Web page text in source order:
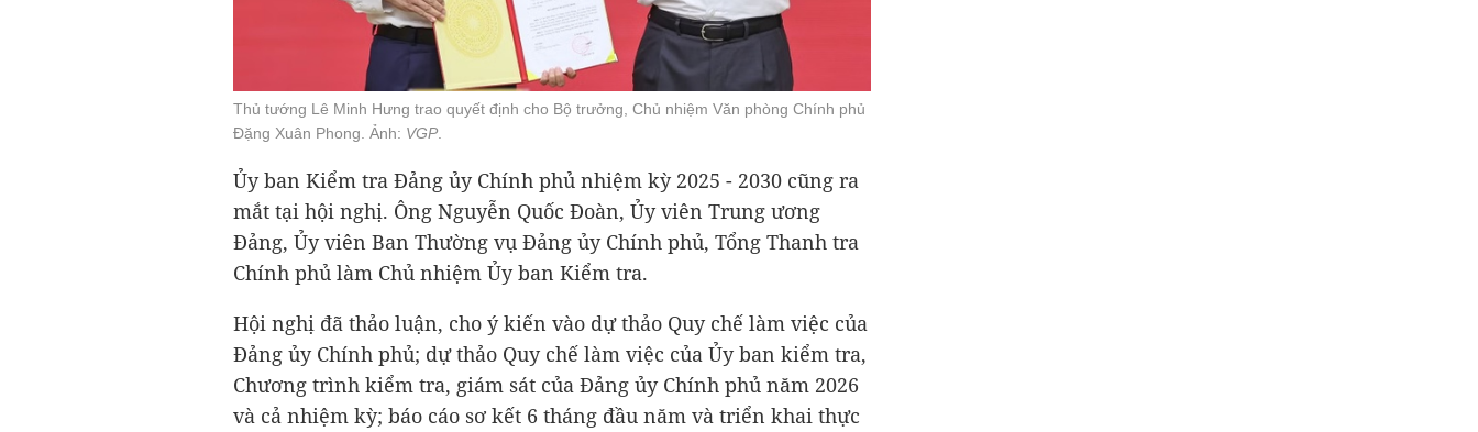
Thủ tướng Lê Minh Hưng trao quyết định cho Bộ trưởng, Chủ nhiệm Văn phòng Chính phủ
Đặng Xuân Phong. Ảnh: VGP
Ủy ban Kiểm tra Đảng ủy Chính phủ nhiệm kỳ 2025 - 2030 cũng ra
mắt tại hội nghị. Ông Nguyễn Quốc Đoàn, Ủy viên Trung ương
Đảng, Ủy viên Ban Thường vụ Đảng ủy Chính phủ, Tổng Thanh tra
Chính phủ làm Chủ nhiệm Ủy ban Kiểm tra.
Hội nghị đã thảo luận, cho ý kiến vào dự thảo Quy chế làm việc của
Đảng ủy Chính phủ; dự thảo Quy chế làm việc của Ủy ban kiểm tra,
Chương trình kiểm tra, giám sát của Đảng ủy Chính phủ năm 2026
và cả nhiệm kỳ; báo cáo sơ kết 6 tháng đầu năm và triển khai thực